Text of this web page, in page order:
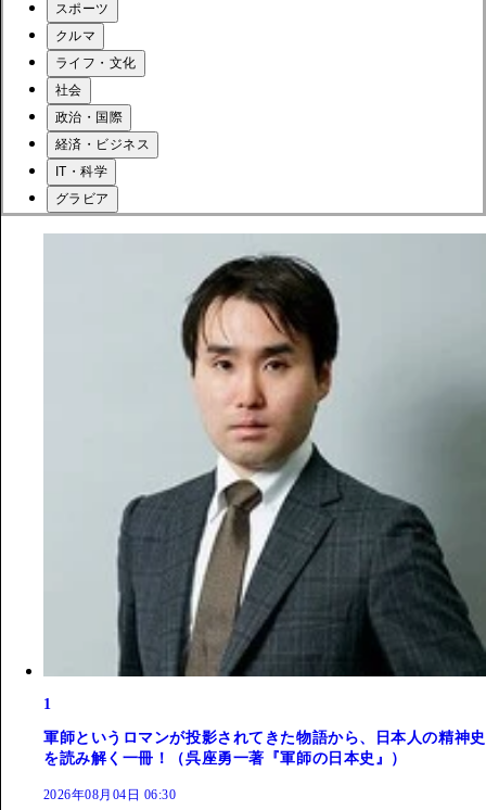
スポーツ
クルマ
ライフ・文化
社会
政治・国際
経済・ビジネス
IT・科学
グラビア
1
軍師というロマンが投影されてきた物語から、日本人の精神史
を読み解く一冊！（呉座勇一著『軍師の日本史』）
2026年08月04日 06:30